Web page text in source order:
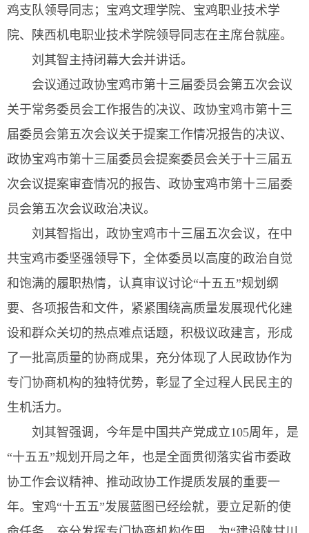
鸡支队领导同志；宝鸡文理学院、宝鸡职业技术学
院、陕西机电职业技术学院领导同志在主席台就座。
刘其智主持闭幕大会并讲话。
会议通过政协宝鸡市第十三届委员会第五次会议
关于常务委员会工作报告的决议、政协宝鸡市第十三
届委员会第五次会议关于提案工作情况报告的决议、
政协宝鸡市第十三届委员会提案委员会关于十三届五
次会议提案审查情况的报告、政协宝鸡市第十三届委
员会第五次会议政治决议。
刘其智指出，政协宝鸡市十三届五次会议，在中
共宝鸡市委坚强领导下，全体委员以高度的政治自觉
和饱满的履职热情，认真审议讨论“十五五”规划纲
要、各项报告和文件，紧紧围绕高质量发展现代化建
设和群众关切的热点难点话题，积极议政建言，形成
了一批高质量的协商成果，充分体现了人民政协作为
专门协商机构的独特优势，彰显了全过程人民民主的
生机活力。
刘其智强调，今年是中国共产党成立105周年，是
“十五五”规划开局之年，也是全面贯彻落实省市委政
协工作会议精神、推动政协工作提质发展的重要一
年。宝鸡“十五五”发展蓝图已经绘就，要立足新的使